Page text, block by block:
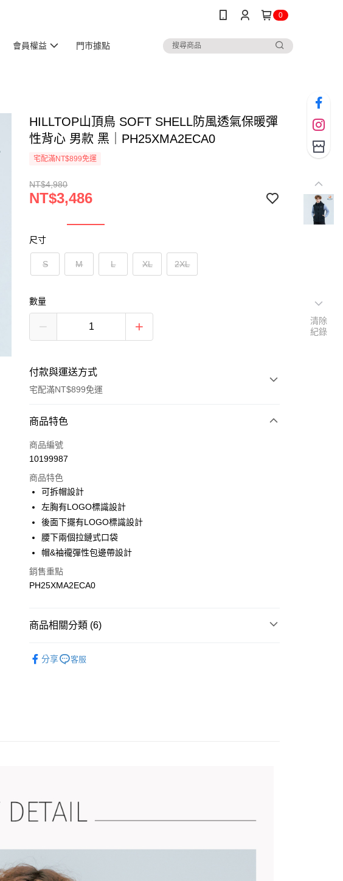
0
會員權益 門市據點
HILLTOP山頂鳥 SOFT SHELL防風透氣保暖彈
性背心 男款 黑｜PH25XMA2ECA0
宅配滿NT$899免運
NT$4,980
NT$3,486
尺寸
S M L XL 2XL
數量
付款與運送方式
宅配滿NT$899免運
付款方式
信用卡一次付款
Apple Pay
悠遊付
Google Pay
運送方式
商品特色
商品編號
10199987
商品特色
可拆帽設計
左胸有LOGO標識設計
後面下擺有LOGO標識設計
腰下兩個拉鏈式口袋
帽&袖襱彈性包邊帶設計
銷售重點
PH25XMA2ECA0
商品相關分類 (6)
分享 客服
清除
紀錄